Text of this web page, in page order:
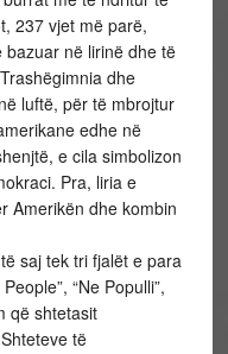
237 vjet më parë,
në lirinë dhe të
dhe
luftë, për të mbrojtur
edhe në
e cila simbolizon
Pra, liria e
Amerikën dhe kombin
saj tek tri fjalët e para
“Ne Populli”,
që shtetasit
të